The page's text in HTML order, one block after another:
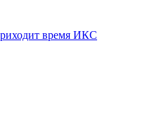
время ИКС